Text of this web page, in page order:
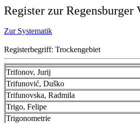
Register zur
Zur Systematik
Registerbegriff: Trockengebiet
Trifonov, Jurij
Trifunović, Duško
Trifunovska, Radmila
Trigo, Felipe
Trigonometrie